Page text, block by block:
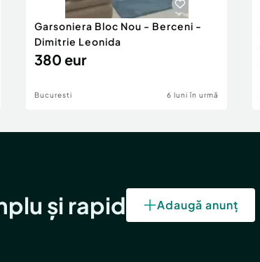
Garsoniera Bloc Nou - Berceni -
Dimitrie Leonida
380 eur
Bucuresti 6 luni în urmă
și rapid Adaugă anunț